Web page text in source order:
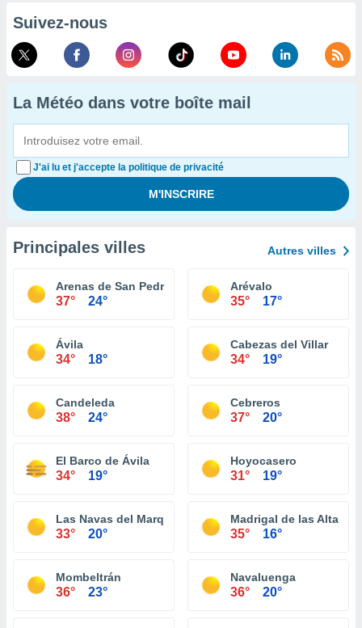
Suivez-nous
La Météo dans votre boîte mail
J'ai lu et j'accepte la politique de privacité
Principales villes Autres villes
Arenas de San Pedro
37° 24°
Arévalo
35° 17°
Ávila
34° 18°
Cabezas del Villar
34° 19°
Candeleda
38° 24°
Cebreros
37° 20°
El Barco de Ávila
34° 19°
Hoyocasero
31° 19°
Las Navas del Marqués
33° 20°
Madrigal de las Altas
35° 16°
Mombeltrán
36° 23°
Navaluenga
36° 20°